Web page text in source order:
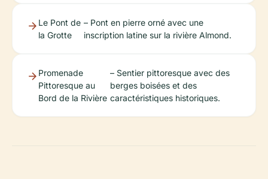
Le Pont de
la Grotte
– Pont en pierre orné avec une
inscription latine sur la rivière Almond.
Promenade
Pittoresque au
Bord de la Rivière
– Sentier pittoresque avec des
berges boisées et des
caractéristiques historiques.